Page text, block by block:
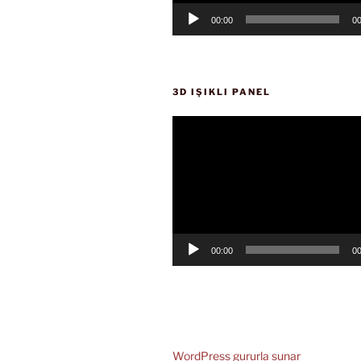
00:00
3D IŞIKLI PANEL
00:00
WordPress gururla sunar